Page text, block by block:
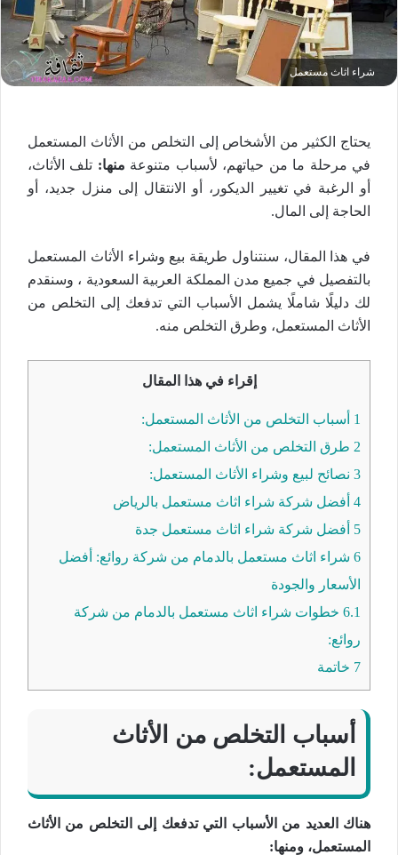
شراء اثاث مستعمل
يحتاج الكثير من الأشخاص إلى التخلص من الأثاث المستعمل
في مرحلة ما من حياتهم، لأسباب متنوعة منها: تلف الأثاث،
أو الرغبة في تغيير الديكور، أو الانتقال إلى منزل جديد، أو
الحاجة إلى المال.
في هذا المقال، سنتناول طريقة بيع وشراء الأثاث المستعمل
بالتفصيل في جميع مدن المملكة العربية السعودية ، وسنقدم
لك دليلًا شاملًا يشمل الأسباب التي تدفعك إلى التخلص من
الأثاث المستعمل، وطرق التخلص منه.
إقراء في هذا المقال
1 أسباب التخلص من الأثاث المستعمل:
2 طرق التخلص من الأثاث المستعمل:
3 نصائح لبيع وشراء الأثاث المستعمل:
4 أفضل شركة شراء اثاث مستعمل بالرياض
5 أفضل شركة شراء اثاث مستعمل جدة
6 شراء اثاث مستعمل بالدمام من شركة روائع: أفضل
الأسعار والجودة
6.1 خطوات شراء اثاث مستعمل بالدمام من شركة
روائع:
7 خاتمة
أسباب التخلص من الأثاث
المستعمل:
هناك العديد من الأسباب التي تدفعك إلى التخلص من الأثاث
المستعمل، ومنها: